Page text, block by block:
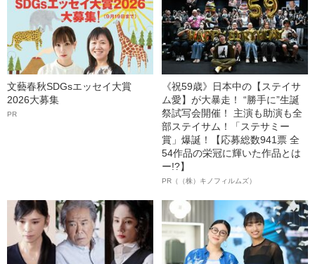
文藝春秋SDGsエッセイ大賞
2026大募集
PR
《祝59歳》日本中の【ステイサ
ム愛】が大暴走！ “勝手に”生誕
祭試写会開催！ 主演も助演も全
部ステイサム！「ステサミー
賞」爆誕！【応募総数941票 全
54作品の栄冠に輝いた作品とは
ー!?】
PR（（株）キノフィルムズ）